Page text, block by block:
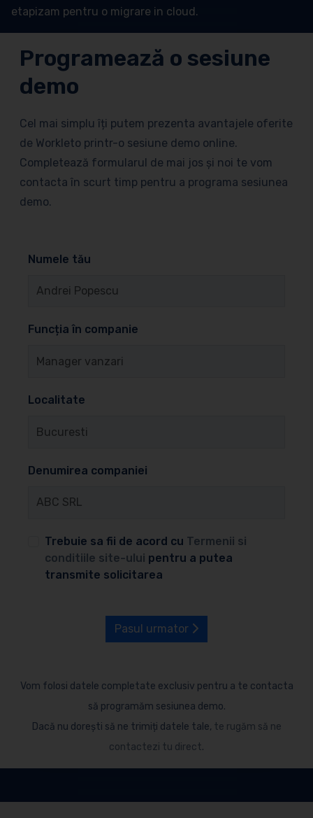
etapizam pentru o migrare in cloud.
Programează o sesiune
demo
Cel mai simplu îți putem prezenta avantajele oferite
de Workleto printr-o sesiune demo online.
Completează formularul de mai jos și noi te vom
contacta în scurt timp pentru a programa sesiunea
demo.
Numele tău
Funcția în companie
Localitate
Denumirea companiei
Trebuie sa fii de acord cu Termenii si
conditiile site-ului pentru a putea
transmite solicitarea
Pasul urmator
Vom folosi datele completate exclusiv pentru a te contacta
să programăm sesiunea demo.
Dacă nu dorești să ne trimiți datele tale, te rugăm să ne
contactezi tu direct.